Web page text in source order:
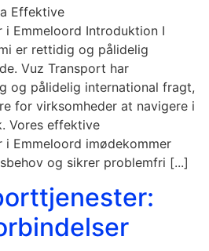
Effektive
Emmeloord Introduktion I
er rettidig og pålidelig
Vuz Transport har
og pålidelig international fragt,
for virksomheder at navigere i
Vores effektive
Emmeloord imødekommer
og sikrer problemfri [...]